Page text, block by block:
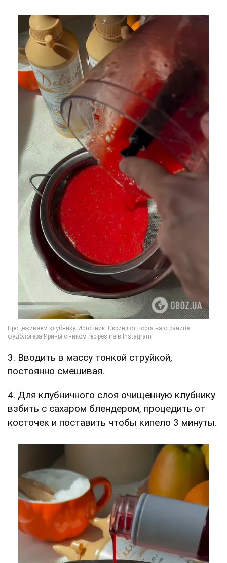
3. Вводить в массу тонкой струйкой,
постоянно смешивая.
4. Для клубничного слоя очищенную клубнику
взбить с сахаром блендером, процедить от
косточек и поставить чтобы кипело 3 минуты.